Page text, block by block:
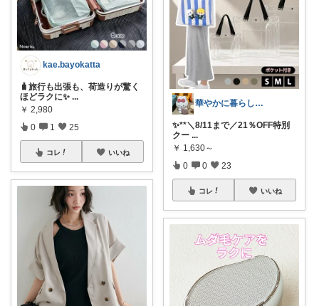
kae.bayokatta
🧳旅行も出張も、荷造りが驚く
ほどラクに✨ ...
￥ 2,980
0 1 25
コレ いいね
華やかに暮らしたい生きたい
✨**＼8/11まで／21％OFF特別
クー ...
￥ 1,630～
0 0 23
コレ いいね